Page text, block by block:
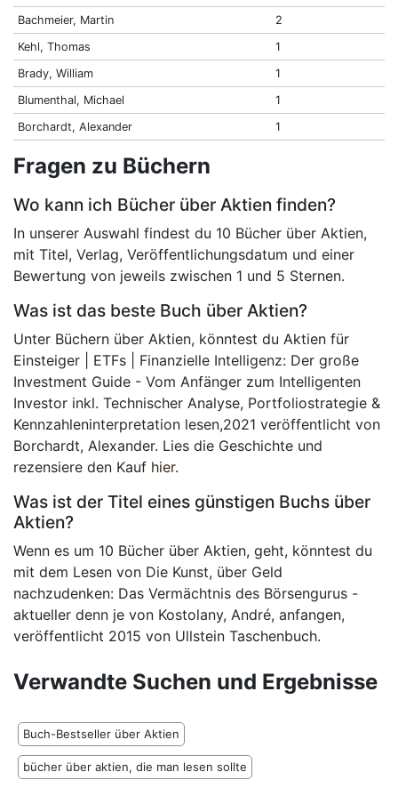
Bachmeier, Martin
2
Kehl, Thomas
1
Brady, William
1
Blumenthal, Michael
1
Borchardt, Alexander
1
Fragen zu Büchern
Wo kann ich Bücher über Aktien finden?
In unserer Auswahl findest du 10 Bücher über Aktien,
mit Titel, Verlag, Veröffentlichungsdatum und einer
Bewertung von jeweils zwischen 1 und 5 Sternen.
Was ist das beste Buch über Aktien?
Unter Büchern über Aktien, könntest du Aktien für
Einsteiger | ETFs | Finanzielle Intelligenz: Der große
Investment Guide - Vom Anfänger zum Intelligenten
Investor inkl. Technischer Analyse, Portfoliostrategie &
Kennzahleninterpretation lesen,2021 veröffentlicht von
Borchardt, Alexander. Lies die Geschichte und
rezensiere den Kauf hier.
Was ist der Titel eines günstigen Buchs über
Aktien?
Wenn es um 10 Bücher über Aktien, geht, könntest du
mit dem Lesen von Die Kunst, über Geld
nachzudenken: Das Vermächtnis des Börsengurus -
aktueller denn je von Kostolany, André, anfangen,
veröffentlicht 2015 von Ullstein Taschenbuch.
Verwandte Suchen und Ergebnisse
Buch-Bestseller über Aktien
bücher über aktien, die man lesen sollte